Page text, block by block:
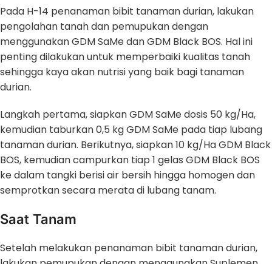
Pada H-14 penanaman bibit tanaman durian, lakukan
pengolahan tanah dan pemupukan dengan
menggunakan GDM SaMe dan GDM Black BOS. Hal ini
penting dilakukan untuk memperbaiki kualitas tanah
sehingga kaya akan nutrisi yang baik bagi tanaman
durian.
Langkah pertama, siapkan GDM SaMe dosis 50 kg/Ha,
kemudian taburkan 0,5 kg GDM SaMe pada tiap lubang
tanaman durian. Berikutnya, siapkan 10 kg/Ha GDM Black
BOS, kemudian campurkan tiap 1 gelas GDM Black BOS
ke dalam tangki berisi air bersih hingga homogen dan
semprotkan secara merata di lubang tanam.
Saat Tanam
Setelah melakukan penanaman bibit tanaman durian,